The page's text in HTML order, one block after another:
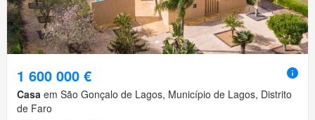
1 600 000 €
Casa em São Gonçalo de Lagos, Município de Lagos, Distrito
de Faro